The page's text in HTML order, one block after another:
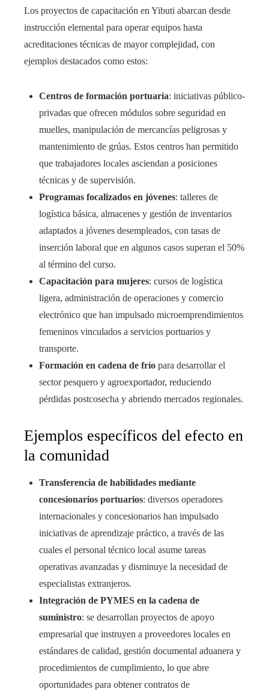
Los proyectos de capacitación en Yibuti abarcan desde
instrucción elemental para operar equipos hasta
acreditaciones técnicas de mayor complejidad, con
ejemplos destacados como estos:
Centros de formación portuaria: iniciativas público-
privadas que ofrecen módulos sobre seguridad en
muelles, manipulación de mercancías peligrosas y
mantenimiento de grúas. Estos centros han permitido
que trabajadores locales asciendan a posiciones
técnicas y de supervisión.
Programas focalizados en jóvenes: talleres de
logística básica, almacenes y gestión de inventarios
adaptados a jóvenes desempleados, con tasas de
inserción laboral que en algunos casos superan el 50%
al término del curso.
Capacitación para mujeres: cursos de logística
ligera, administración de operaciones y comercio
electrónico que han impulsado microemprendimientos
femeninos vinculados a servicios portuarios y
transporte.
Formación en cadena de frío para desarrollar el
sector pesquero y agroexportador, reduciendo
pérdidas postcosecha y abriendo mercados regionales.
Ejemplos específicos del efecto en
la comunidad
Transferencia de habilidades mediante
concesionarios portuarios: diversos operadores
internacionales y concesionarios han impulsado
iniciativas de aprendizaje práctico, a través de las
cuales el personal técnico local asume tareas
operativas avanzadas y disminuye la necesidad de
especialistas extranjeros.
Integración de PYMES en la cadena de
suministro: se desarrollan proyectos de apoyo
empresarial que instruyen a proveedores locales en
estándares de calidad, gestión documental aduanera y
procedimientos de cumplimiento, lo que abre
oportunidades para obtener contratos de